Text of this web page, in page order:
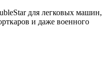
для легковых машин,
и даже военного